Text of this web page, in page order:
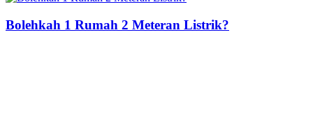
Bolehkah 1 Rumah 2 Meteran Listrik?